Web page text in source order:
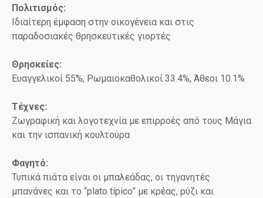
Πολιτισμός:
Ιδιαίτερη έμφαση στην οικογένεια και στις
παραδοσιακές θρησκευτικές γιορτές
Θρησκείες:
Ευαγγελικοί 55%, Ρωμαιοκαθολικοί 33.4%, Άθεοι 10.1%
Τέχνες:
Ζωγραφική και λογοτεχνία με επιρροές από τους Μάγια
και την ισπανική κουλτούρα
Φαγητό:
Τυπικά πιάτα είναι οι μπαλεάδας, οι τηγανητές
μπανάνες και το “plato típico” με κρέας, ρύζι και